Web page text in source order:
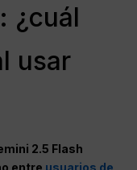
¿cuál
usar
2.5 Flash
entre usuarios de